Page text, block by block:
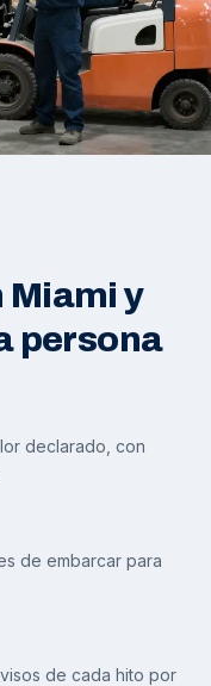
Miami y
persona
declarado, con
de embarcar para
de cada hito por